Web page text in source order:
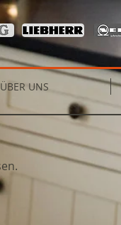
ÜBER UNS